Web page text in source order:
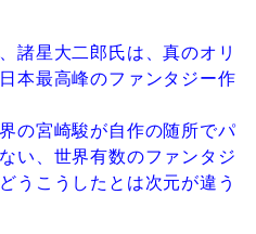
諸星大二郎氏は、真のオリ
本最高峰のファンタジー作
の宮崎駿が自作の随所でパ
い、世界有数のファンタジ
うこうしたとは次元が違う